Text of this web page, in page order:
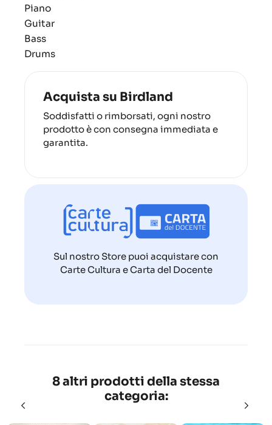
Piano
Guitar
Bass
Drums
Acquista su Birdland
Soddisfatti o rimborsati, ogni nostro
prodotto è con consegna immediata e
garantita.
Sul nostro Store puoi acquistare con
Carte Cultura e Carta del Docente
8 altri prodotti della stessa
categoria: